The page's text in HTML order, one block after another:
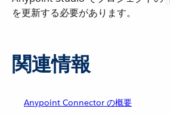
を更新する必要があります。
関連情報
Anypoint Connector の概要